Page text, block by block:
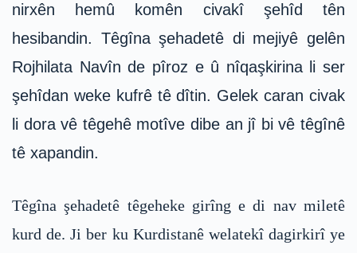
nirxên hemû komên civakî şehîd tên
hesibandin. Têgîna şehadetê di mejiyê gelên
Rojhilata Navîn de pîroz e û nîqaşkirina li ser
şehîdan weke kufrê tê dîtin. Gelek caran civak
li dora vê têgehê motîve dibe an jî bi vê têgînê
tê xapandin.
Têgîna şehadetê têgeheke girîng e di nav miletê
kurd de. Ji ber ku Kurdistanê welatekî dagirkirî ye